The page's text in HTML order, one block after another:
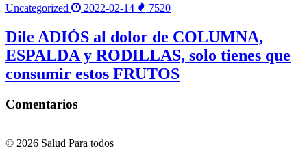
Uncategorized 2022-02-14 7520
Dile ADIÓS al dolor de COLUMNA,
ESPALDA y RODILLAS, solo tienes que
consumir estos FRUTOS
Comentarios
© 2026 Salud Para todos